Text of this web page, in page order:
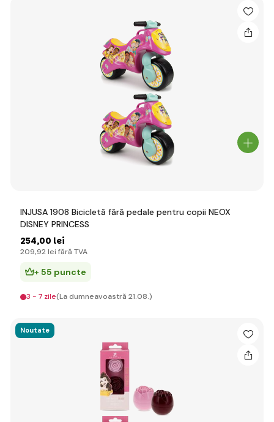
INJUSA 1908 Bicicletă fără pedale pentru copii NEOX
DISNEY PRINCESS
254,00 lei
209,92 lei fără TVA
+ 55 puncte
3 - 7 zile(La dumneavoastră 21.08.)
Noutate